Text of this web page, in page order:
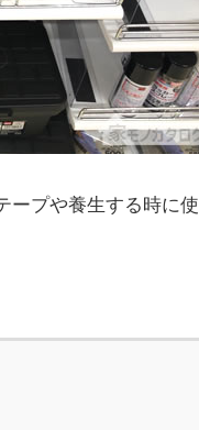
ープや養生する時に使